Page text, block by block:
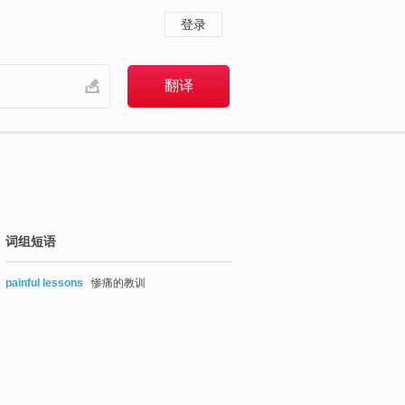
登录
词组短语
painful lessons 惨痛的教训